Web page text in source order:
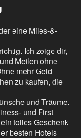
eine Miles-&-
Ich zeige dir,
Meilen ohne
mehr Geld
zu kaufen, die
und Träume.
und First
tolles Geschenk
besten Hotels